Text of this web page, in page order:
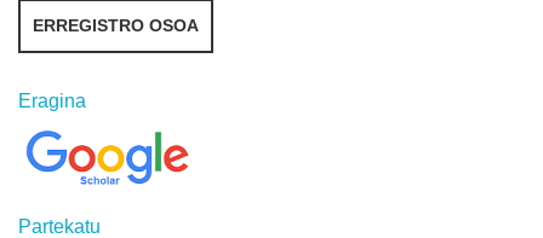
ERREGISTRO OSOA
Eragina
Partekatu